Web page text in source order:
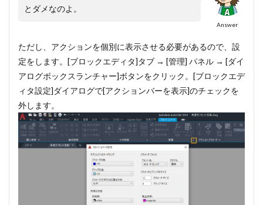
Answer
とダメなのよ。
ただし、アクションを個別に表示させる必要があるので、設
定をします。[ブロックエディタ]タブ → [管理] パネル → [ダイ
アログボックスランチャー]ボタンをクリック。[ブロックエデ
ィタ設定]ダイアログで[アクションバーを表示]のチェックを
外します。